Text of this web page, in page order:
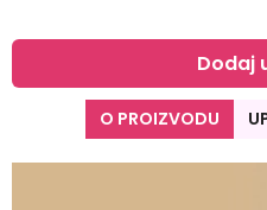
Dodaj
O PROIZVODU